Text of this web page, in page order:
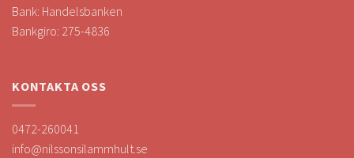
Bank: Handelsbanken
Bankgiro: 275-4836
KONTAKTA OSS
0472-260041
info@nilssonsilammhult.se